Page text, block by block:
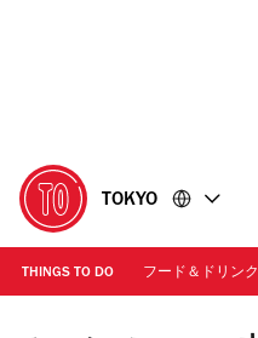
に
移
動
移
動
TOKYO
THINGS TO DO フード＆ドリンク